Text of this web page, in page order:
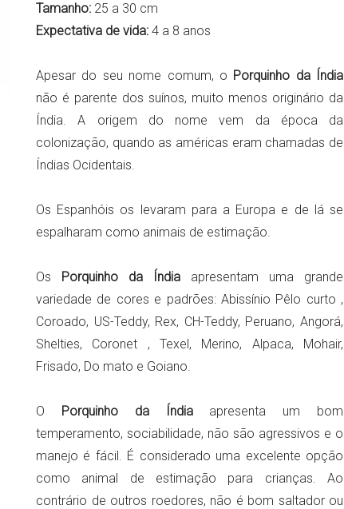
Tamanho: 25 a 30 cm
Expectativa de vida: 4 a 8 anos
Apesar do seu nome comum, o Porquinho da Índia
não é parente dos suínos, muito menos originário da
Índia. A origem do nome vem da época da
colonização, quando as américas eram chamadas de
Índias Ocidentais.
Os Espanhóis os levaram para a Europa e de lá se
espalharam como animais de estimação.
Os Porquinho da Índia apresentam uma grande
variedade de cores e padrões: Abissínio Pêlo curto ,
Coroado, US-Teddy, Rex, CH-Teddy, Peruano, Angorá,
Shelties, Coronet , Texel, Merino, Alpaca, Mohair,
Frisado, Do mato e Goiano.
O Porquinho da Índiaapresenta um bom
temperamento, sociabilidade, não são agressivos e o
manejo é fácil. É considerado uma excelente opção
como animal de estimação para crianças. Ao
contrário de outros roedores, não é bom saltador ou